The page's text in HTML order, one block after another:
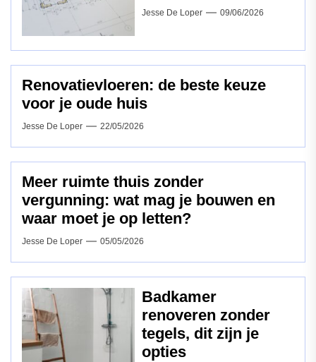
Jesse De Loper 09/06/2026
Renovatievloeren: de beste keuze
voor je oude huis
Jesse De Loper 22/05/2026
Meer ruimte thuis zonder
vergunning: wat mag je bouwen en
waar moet je op letten?
Jesse De Loper 05/05/2026
Badkamer
renoveren zonder
tegels, dit zijn je
opties